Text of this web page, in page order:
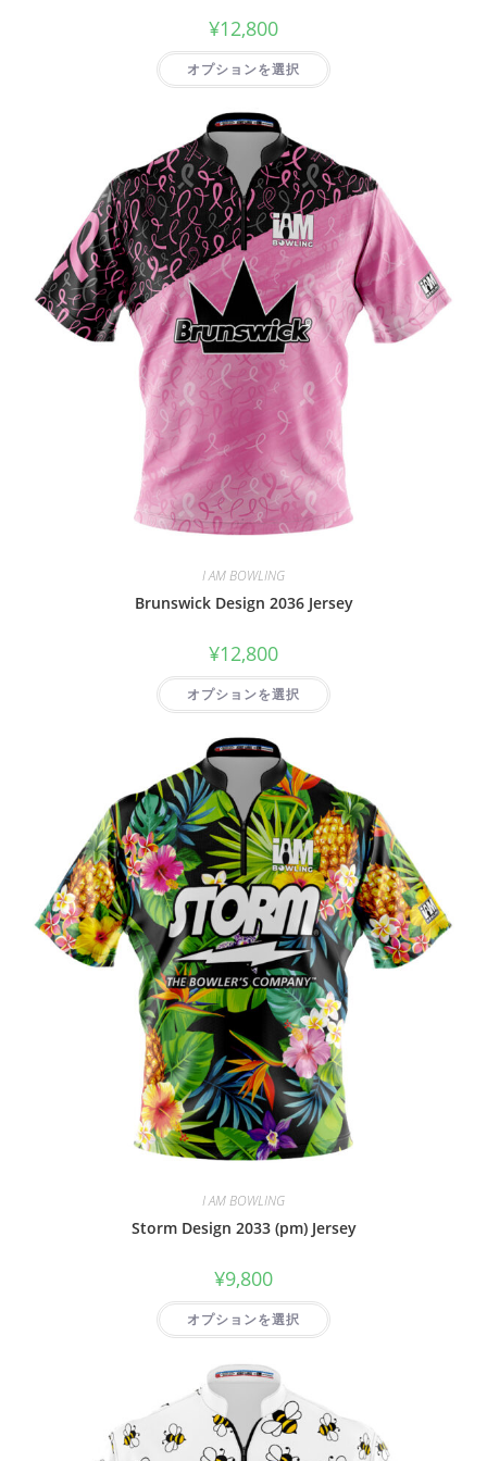
¥12,800
オプションを選択
I AM BOWLING
Brunswick Design 2036 Jersey
¥12,800
オプションを選択
I AM BOWLING
Storm Design 2033 (pm) Jersey
¥9,800
オプションを選択